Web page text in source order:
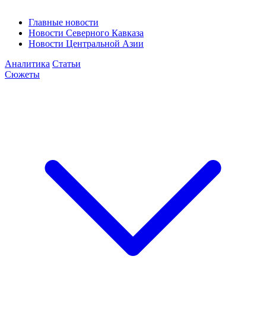
Главные новости
Новости Северного Кавказа
Новости Центральной Азии
Аналитика Статьи
Сюжеты